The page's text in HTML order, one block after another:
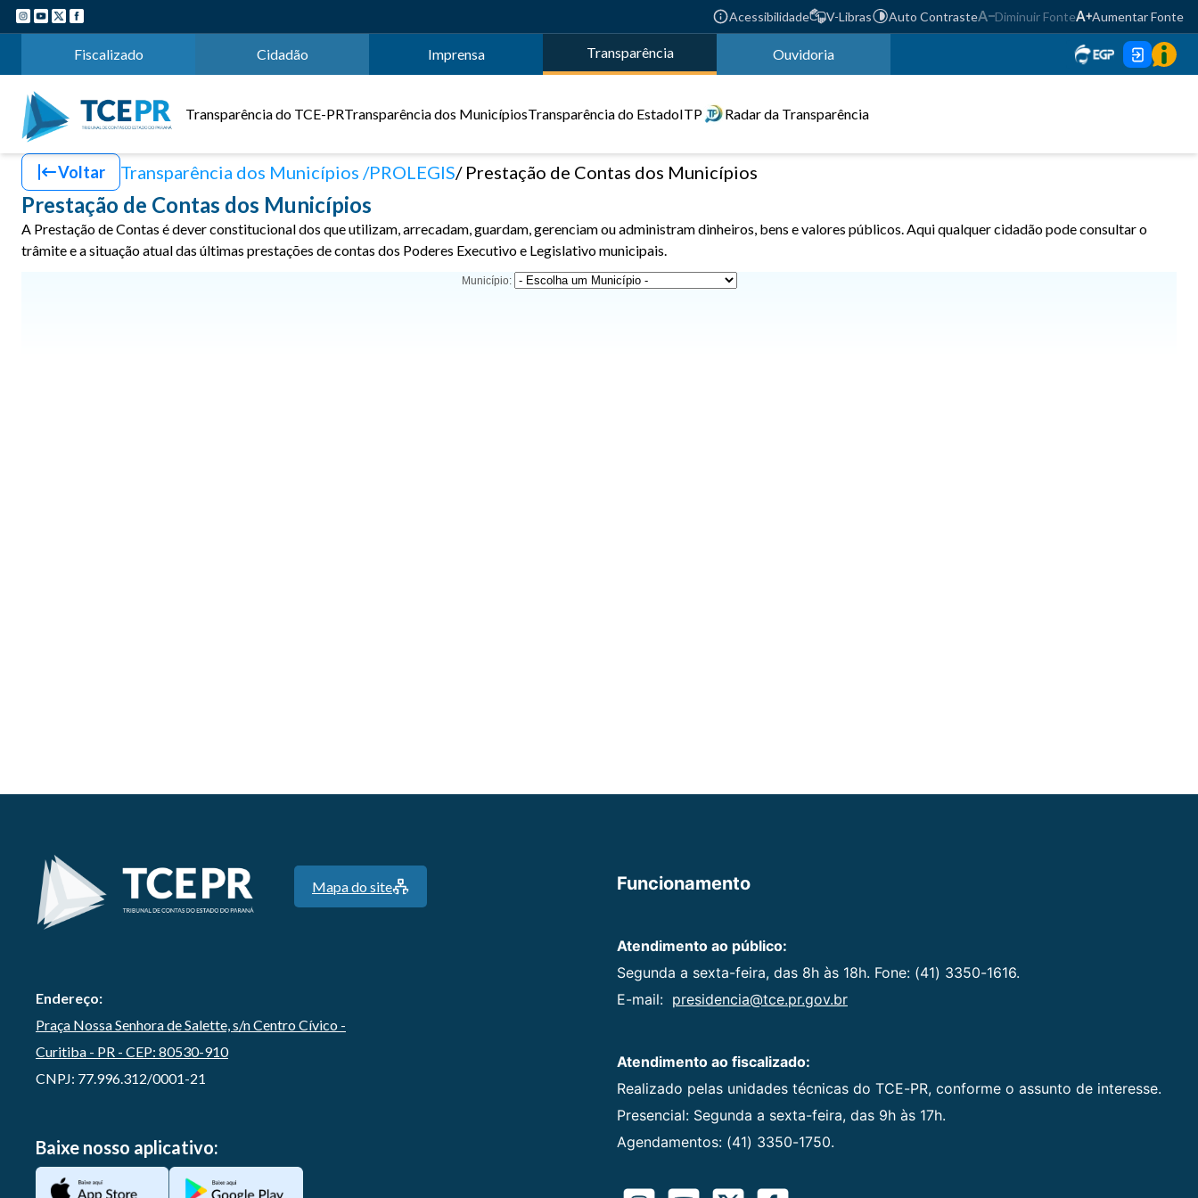
Acessibilidade V-Libras Auto Contraste Diminuir Fonte Aumentar Fonte
Fiscalizado Cidadão Imprensa Transparência Ouvidoria
Transparência do TCE-PRTransparência dos MunicípiosTransparência do EstadoITP Radar da Transparência
Voltar Transparência dos Municípios PROLEGIS Prestação de Contas dos Municípios
Prestação de Contas dos Municípios
A Prestação de Contas é dever constitucional dos que utilizam, arrecadam, guardam, gerenciam ou administram dinheiros, bens e valores públicos. Aqui qualquer cidadão pode consultar o
trâmite e a situação atual das últimas prestações de contas dos Poderes Executivo e Legislativo municipais.
Mapa do site
Endereço:
Praça Nossa Senhora de Salette, s/n Centro Cívico -
Curitiba - PR - CEP: 80530-910
CNPJ: 77.996.312/0001-21
Baixe nosso aplicativo:
Funcionamento
Atendimento ao público:
Segunda a sexta-feira, das 8h às 18h. Fone: (41) 3350-1616.
E-mail: presidencia@tce.pr.gov.br
Atendimento ao fiscalizado:
Realizado pelas unidades técnicas do TCE-PR, conforme o assunto de interesse.
Presencial: Segunda a sexta-feira, das 9h às 17h.
Agendamentos: (41) 3350-1750.